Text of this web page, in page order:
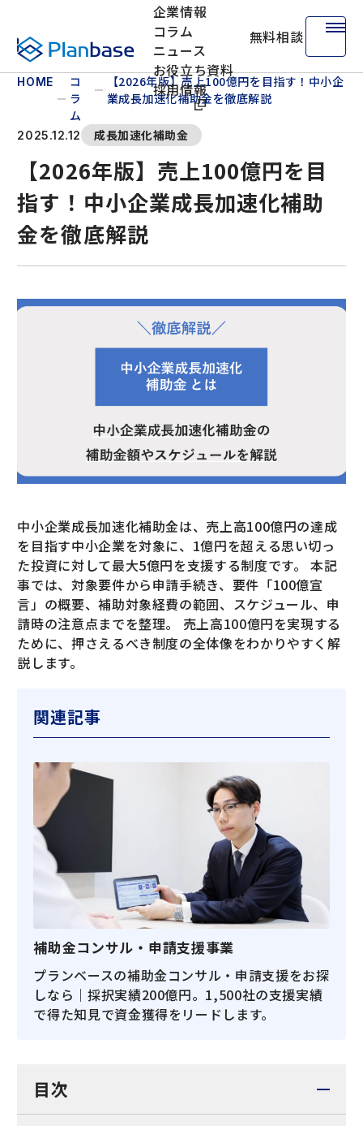
株式会社プランベース
企業情報
コラム
ニュース
お役立ち資料
採用情報
無料相談
HOME
コ
ラ
ム
【2026年版】売上100億円を目指す！中小企
業成長加速化補助金を徹底解説
2025.12.12 成長加速化補助金
【2026年版】売上100億円を目
指す！中小企業成長加速化補助
金を徹底解説
中小企業成長加速化補助金は、売上高100億円の達成
を目指す中小企業を対象に、1億円を超える思い切っ
た投資に対して最大5億円を支援する制度です。 本記
事では、対象要件から申請手続き、要件「100億宣
言」の概要、補助対象経費の範囲、スケジュール、申
請時の注意点までを整理。 売上高100億円を実現する
ために、押さえるべき制度の全体像をわかりやすく解
説します。
関連記事
補助金コンサル・申請支援事業
プランベースの補助金コンサル・申請支援をお探
しなら｜採択実績200億円。1,500社の支援実績
で得た知見で資金獲得をリードします。
目次